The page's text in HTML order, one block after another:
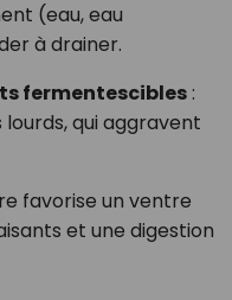
(eau, eau
à drainer.
fermentescibles:
qui aggravent
favorise un ventre
et une digestion